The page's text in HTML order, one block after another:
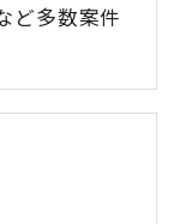
ど多数案件